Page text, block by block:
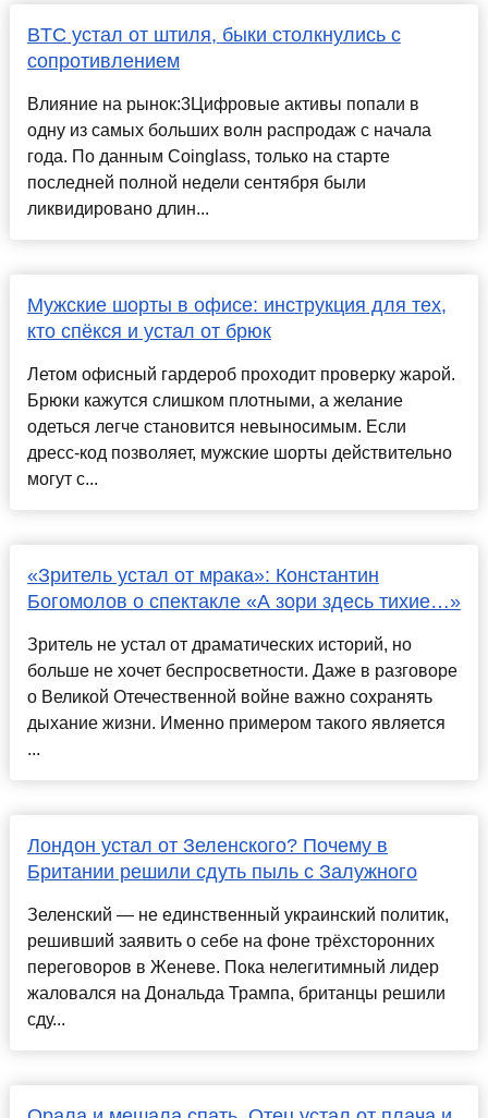
BTC устал от штиля, быки столкнулись с
сопротивлением
Влияние на рынок:3Цифровые активы попали в
одну из самых больших волн распродаж с начала
года. По данным Coinglass, только на старте
последней полной недели сентября были
ликвидировано длин...
Мужские шорты в офисе: инструкция для тех,
кто спёкся и устал от брюк
Летом офисный гардероб проходит проверку жарой.
Брюки кажутся слишком плотными, а желание
одеться легче становится невыносимым. Если
дресс-код позволяет, мужские шорты действительно
могут с...
«Зритель устал от мрака»: Константин
Богомолов о спектакле «А зори здесь тихие…»
Зритель не устал от драматических историй, но
больше не хочет беспросветности. Даже в разговоре
о Великой Отечественной войне важно сохранять
дыхание жизни. Именно примером такого является
...
Лондон устал от Зеленского? Почему в
Британии решили сдуть пыль с Залужного
Зеленский — не единственный украинский политик,
решивший заявить о себе на фоне трёхсторонних
переговоров в Женеве. Пока нелегитимный лидер
жаловался на Дональда Трампа, британцы решили
сду...